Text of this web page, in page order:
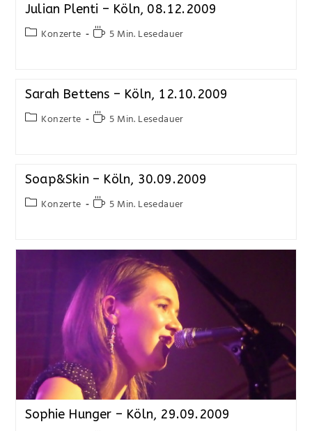
Julian Plenti – Köln, 08.12.2009
Konzerte 5 Min. Lesedauer
Sarah Bettens – Köln, 12.10.2009
Konzerte 5 Min. Lesedauer
Soap&Skin – Köln, 30.09.2009
Konzerte 5 Min. Lesedauer
Sophie Hunger – Köln, 29.09.2009